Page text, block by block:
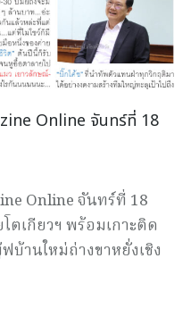
Online จันทร์ที่ 18
Online จันทร์ที่ 18
ตเกียวฯ พร้อมเกาะติด
านใหม่ถ่างขาหยั่งเชิง